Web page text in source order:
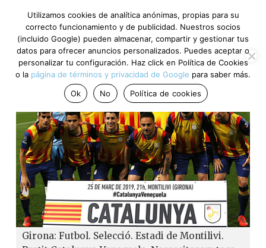
Girona: Futbol. Selecció. Estadi de Montilivi.
Utilizamos cookies de analítica anónimas, propias para su
correcto funcionamiento y de publicidad. Nuestros socios
(incluido Google) pueden almacenar, compartir y gestionar tus
datos para ofrecer anuncios personalizados. Puedes aceptar o
personalizar tu configuración. Haz click en Política de Cookies
o la página de términos y privacidad de Google para saber más.
Ok
No Política de cookies